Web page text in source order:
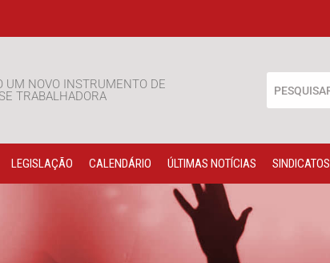
UM NOVO INSTRUMENTO DE
TRABALHADORA
LEGISLAÇÃO CALENDÁRIO ÚLTIMAS NOTÍCIAS SINDICATOS